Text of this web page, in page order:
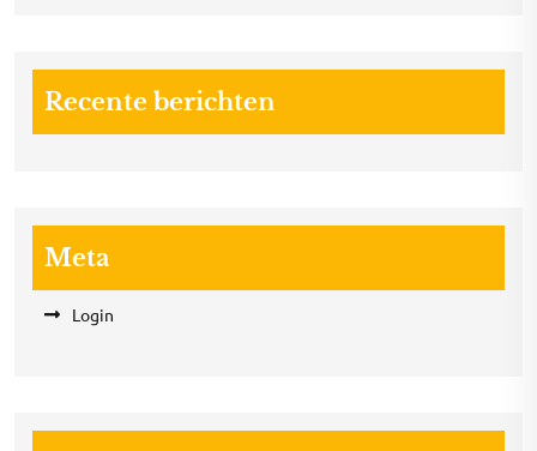
Recente berichten
Meta
Login